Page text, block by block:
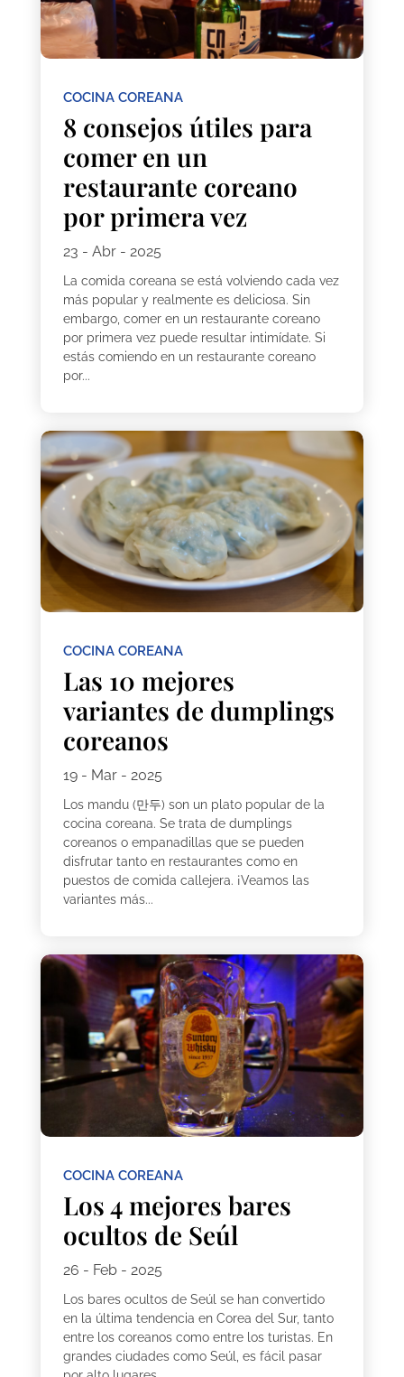
COCINA COREANA
8 consejos útiles para
comer en un
restaurante coreano
por primera vez
23 - Abr - 2025
La comida coreana se está volviendo cada vez
más popular y realmente es deliciosa. Sin
embargo, comer en un restaurante coreano
por primera vez puede resultar intimídate. Si
estás comiendo en un restaurante coreano
por...
COCINA COREANA
Las 10 mejores
variantes de dumplings
coreanos
19 - Mar - 2025
Los mandu (만두) son un plato popular de la
cocina coreana. Se trata de dumplings
coreanos o empanadillas que se pueden
disfrutar tanto en restaurantes como en
puestos de comida callejera. ¡Veamos las
variantes más...
COCINA COREANA
Los 4 mejores bares
ocultos de Seúl
26 - Feb - 2025
Los bares ocultos de Seúl se han convertido
en la última tendencia en Corea del Sur, tanto
entre los coreanos como entre los turistas. En
grandes ciudades como Seúl, es fácil pasar